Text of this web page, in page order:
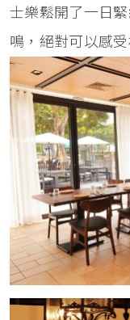
士樂鬆開了一日
鳴，絕對可以感